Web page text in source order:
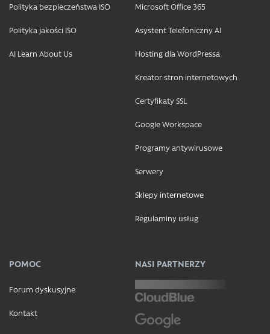
Polityka bezpieczeństwa ISO
Polityka jakości ISO
AI Learn About Us
Microsoft Office 365
Asystent Telefoniczny AI
Hosting dla WordPressa
Kreator stron internetowych
Certyfikaty SSL
Google Workspace
Programy antywirusowe
Serwery
Sklepy internetowe
Regulaminy usług
POMOC
Forum dyskusyjne
Kontakt
NASI PARTNERZY